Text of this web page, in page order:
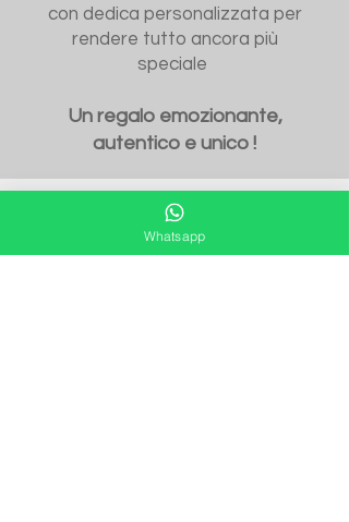
con dedica personalizzata per
rendere tutto ancora più
speciale
Un regalo emozionante,
autentico e unico !
Whatsapp